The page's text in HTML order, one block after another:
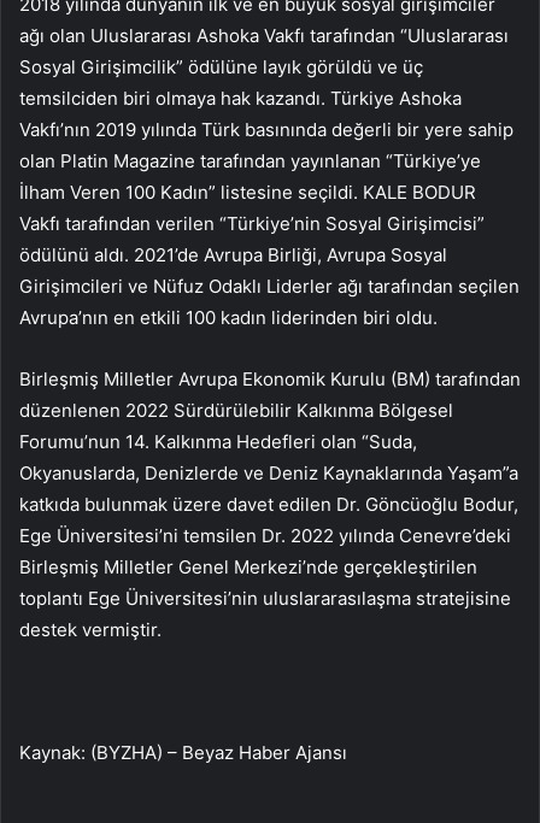
ağı olan Uluslararası Ashoka Vakfı tarafından “Uluslararası
Sosyal Girişimcilik” ödülüne layık görüldü ve üç
temsilciden biri olmaya hak kazandı. Türkiye Ashoka
Vakfı’nın 2019 yılında Türk basınında değerli bir yere sahip
olan Platin Magazine tarafından yayınlanan “Türkiye’ye
İlham Veren 100 Kadın” listesine seçildi. KALE BODUR
Vakfı tarafından verilen “Türkiye’nin Sosyal Girişimcisi”
ödülünü aldı. 2021’de Avrupa Birliği, Avrupa Sosyal
Girişimcileri ve Nüfuz Odaklı Liderler ağı tarafından seçilen
Avrupa’nın en etkili 100 kadın liderinden biri oldu.
Birleşmiş Milletler Avrupa Ekonomik Kurulu (BM) tarafından
düzenlenen 2022 Sürdürülebilir Kalkınma Bölgesel
Forumu’nun 14. Kalkınma Hedefleri olan “Suda,
Okyanuslarda, Denizlerde ve Deniz Kaynaklarında Yaşam”a
katkıda bulunmak üzere davet edilen Dr. Göncüoğlu Bodur,
Ege Üniversitesi’ni temsilen Dr. 2022 yılında Cenevre’deki
Birleşmiş Milletler Genel Merkezi’nde gerçekleştirilen
toplantı Ege Üniversitesi’nin uluslararasılaşma stratejisine
destek vermiştir.
Kaynak: (BYZHA) – Beyaz Haber Ajansı